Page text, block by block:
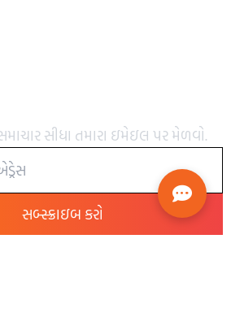
સીધા તમારા ઇમેઇલ પર મેળવો.
સબ્સ્ક્રાઇબ કરો